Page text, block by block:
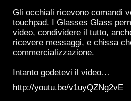
Gli occhiali ricevono comandi
touchpad. I Glasses Glass
video, condividere il tutto,
ricevere messaggi, e chissa
commercializzazione.
Intanto godetevi il video…
http://youtu.be/v1uyQZNg2vE